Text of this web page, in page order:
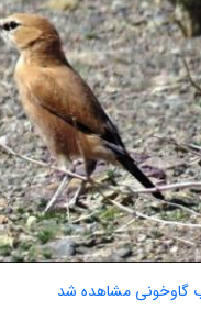
گاوخونی مشاهده شد